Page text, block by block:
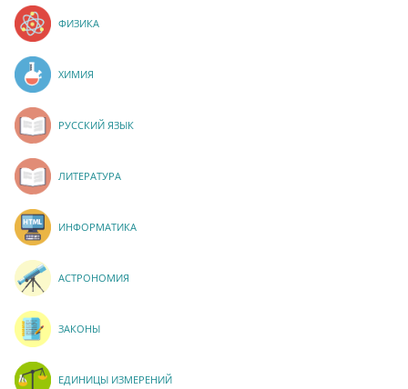
ФИЗИКА
ХИМИЯ
РУССКИЙ ЯЗЫК
ЛИТЕРАТУРА
ИНФОРМАТИКА
АСТРОНОМИЯ
ЗАКОНЫ
ЕДИНИЦЫ ИЗМЕРЕНИЙ